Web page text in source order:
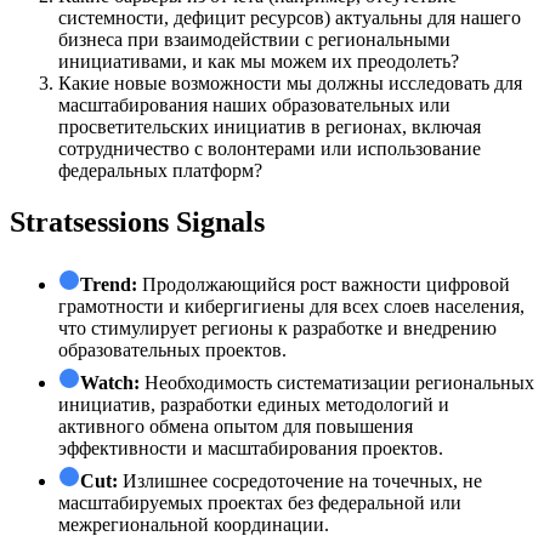
системности, дефицит ресурсов) актуальны для нашего
бизнеса при взаимодействии с региональными
инициативами, и как мы можем их преодолеть?
Какие новые возможности мы должны исследовать для
масштабирования наших образовательных или
просветительских инициатив в регионах, включая
сотрудничество с волонтерами или использование
федеральных платформ?
Stratsessions Signals
Trend: Продолжающийся рост важности цифровой
грамотности и кибергигиены для всех слоев населения,
что стимулирует регионы к разработке и внедрению
образовательных проектов.
Watch: Необходимость систематизации региональных
инициатив, разработки единых методологий и
активного обмена опытом для повышения
эффективности и масштабирования проектов.
Cut: Излишнее сосредоточение на точечных, не
масштабируемых проектах без федеральной или
межрегиональной координации.